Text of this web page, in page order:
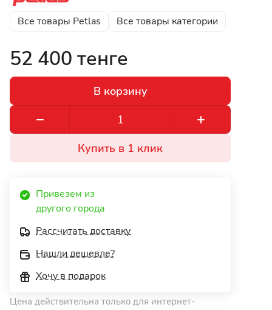
Все товары Petlas Все товары категории
52 400 тенге
В корзину
Купить в 1 клик
Привезем из
другого города
Рассчитать доставку
Нашли дешевле?
Хочу в подарок
Цена действительна только для интернет-